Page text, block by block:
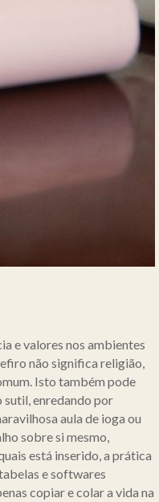
e valores nos ambientes
não significa religião,
Isto também pode
sutil, enredando por
aula de ioga ou
sobre si mesmo,
está inserido, a prática
e softwares
copiar e colar a vida na